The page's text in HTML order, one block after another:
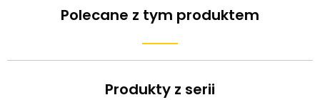
Polecane z tym produktem
Produkty z serii